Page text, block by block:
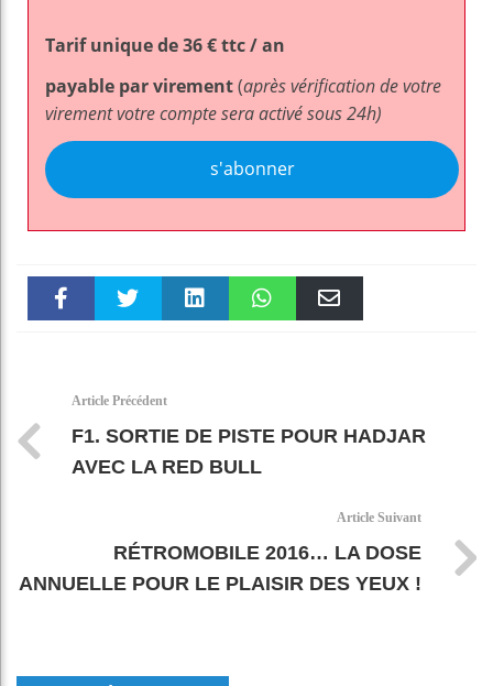
Tarif unique de 36 € ttc / an
payable par virement(après vérification de votre
virement votre compte sera activé sous 24h)
s'abonner
Article Précédent
F1. SORTIE DE PISTE POUR HADJAR
AVEC LA RED BULL
Article Suivant
RÉTROMOBILE 2016… LA DOSE
ANNUELLE POUR LE PLAISIR DES YEUX !